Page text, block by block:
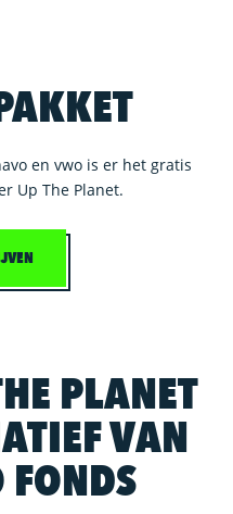
en vwo is er het gratis
Up The Planet.
PLANET
VAN
FONDS